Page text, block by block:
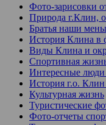
Фото-зарисовки
Природа г.Клин,
Братья наши
История Клина в
Виды Клина и
Спортивная
Интересные
История г.о.
Культурная жизнь
Туристические
Фото-отчеты